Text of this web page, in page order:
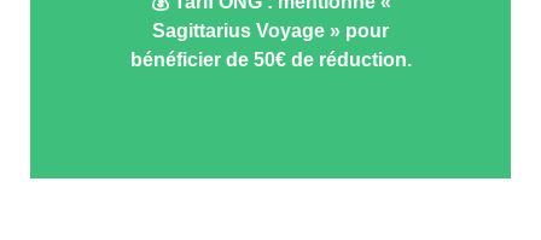
Sagittarius Voyage » pour
bénéficier de 50€ de réduction.